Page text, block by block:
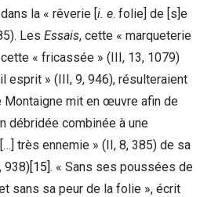
la « rêverie [i. e. folie] de [s]e
Les Essais, cette « marqueterie
« fricassée » (III, 13, 1079)
esprit » (III, 9, 946), résulteraient
Montaigne mit en œuvre afin de
débridée combinée à une
très ennemie » (II, 8, 385) de sa
938)[15]. « Sans ses poussées de
sans sa peur de la folie », écrit